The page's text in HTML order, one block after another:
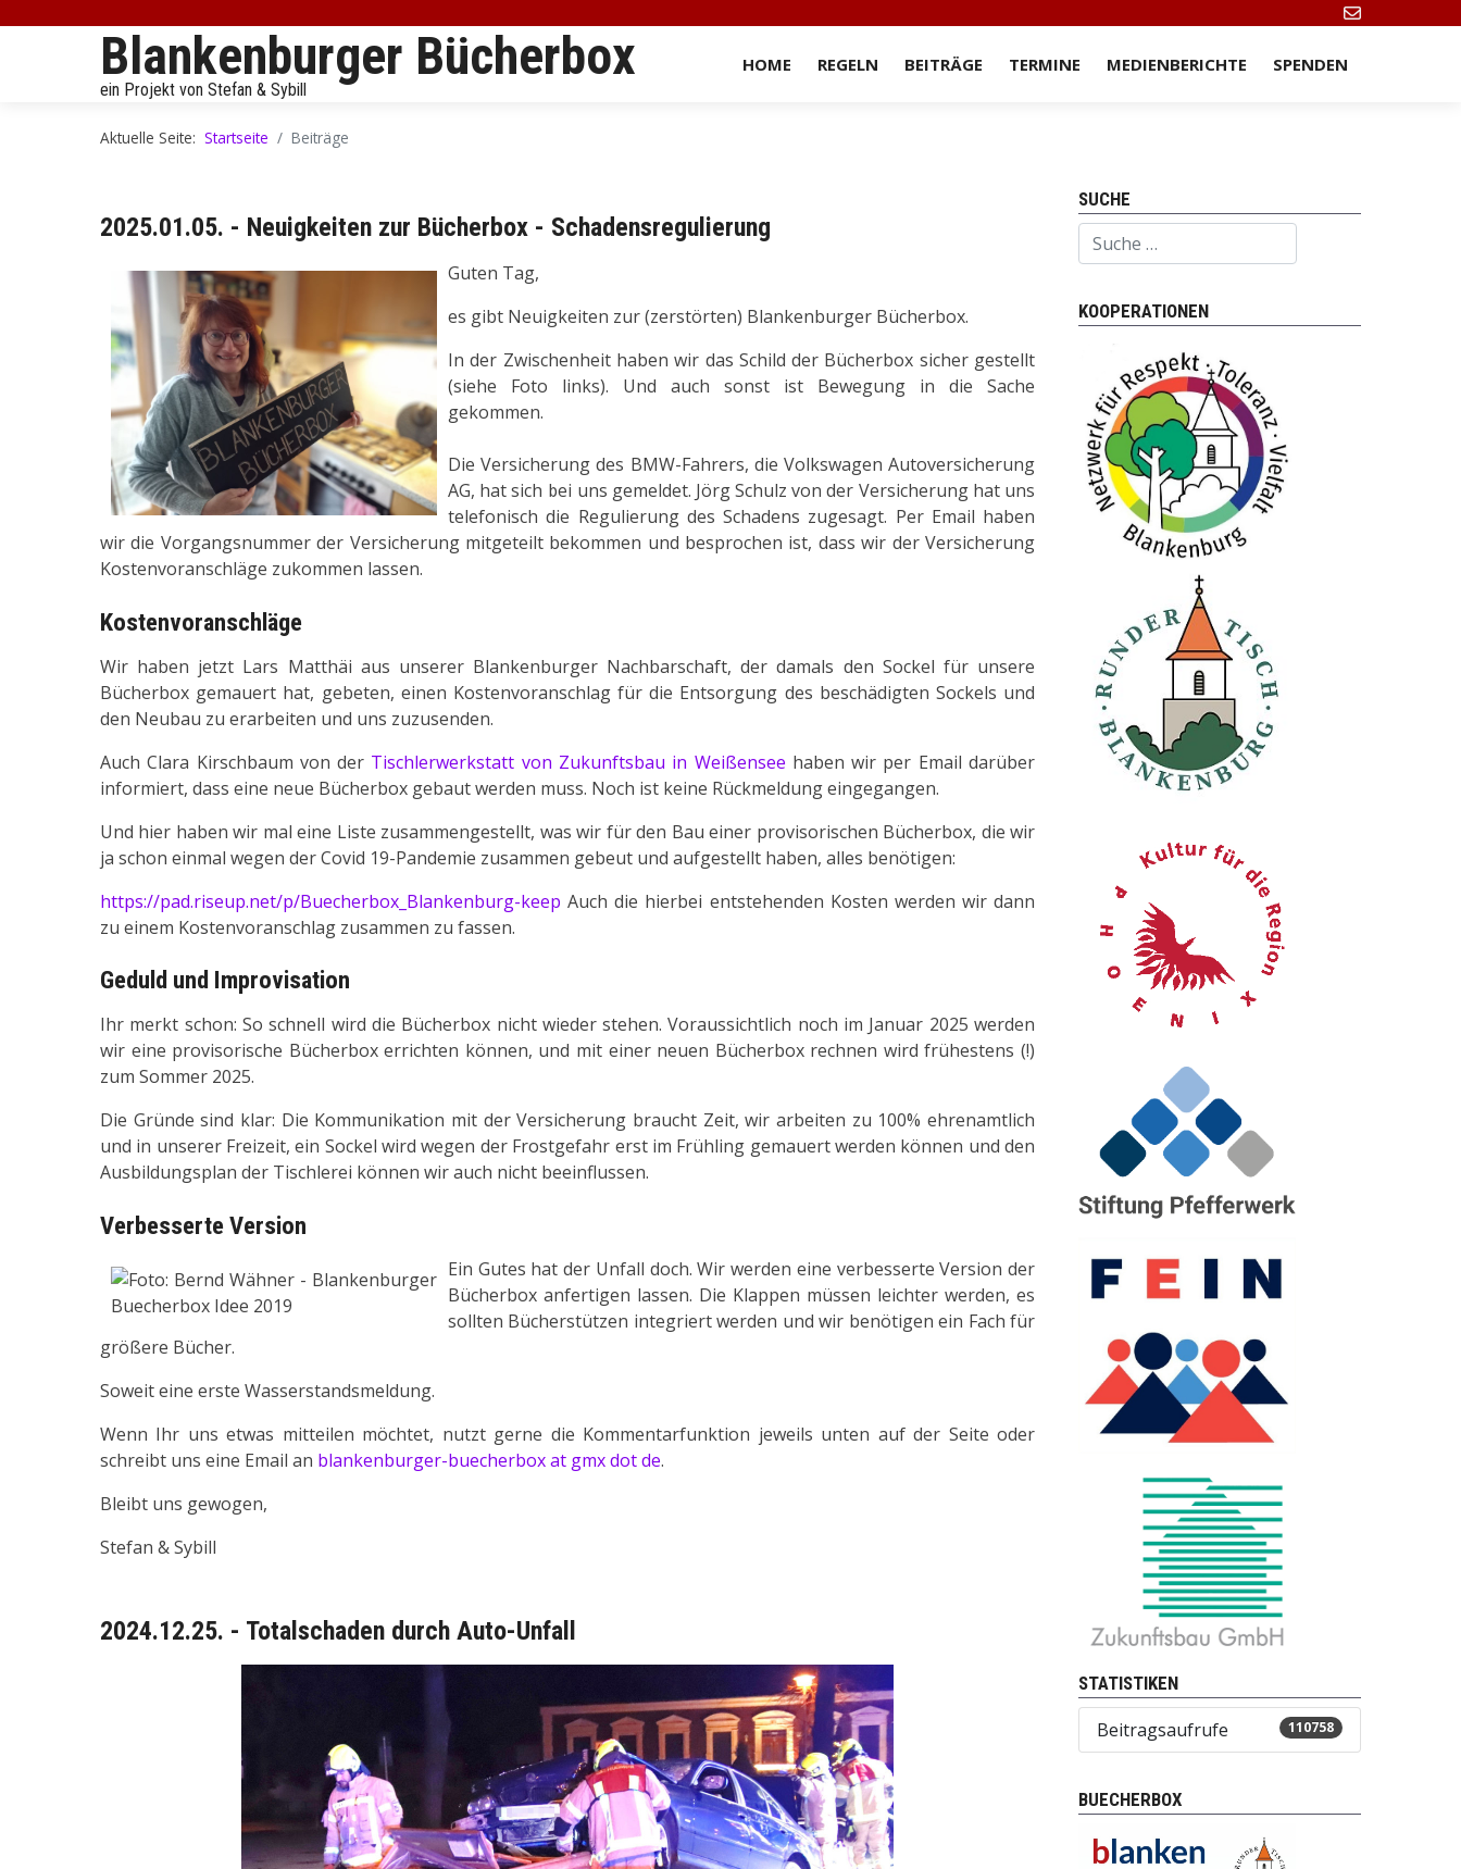
Blankenburger Bücherbox
ein Projekt von Stefan & Sybill
HOME REGELN BEITRÄGE TERMINE MEDIENBERICHTE SPENDEN
Aktuelle Seite: Startseite Beiträge
2025.01.05. - Neuigkeiten zur Bücherbox - Schadensregulierung
Guten Tag,
es gibt Neuigkeiten zur (zerstörten) Blankenburger Bücherbox.
In der Zwischenheit haben wir das Schild der Bücherbox sicher gestellt
(siehe Foto links). Und auch sonst ist Bewegung in die Sache
gekommen.
Die Versicherung des BMW-Fahrers, die Volkswagen Autoversicherung
AG, hat sich bei uns gemeldet. Jörg Schulz von der Versicherung hat uns
telefonisch die Regulierung des Schadens zugesagt. Per Email haben
wir die Vorgangsnummer der Versicherung mitgeteilt bekommen und besprochen ist, dass wir der Versicherung
Kostenvoranschläge zukommen lassen.
Kostenvoranschläge
Wir haben jetzt Lars Matthäi aus unserer Blankenburger Nachbarschaft, der damals den Sockel für unsere
Bücherbox gemauert hat, gebeten, einen Kostenvoranschlag für die Entsorgung des beschädigten Sockels und
den Neubau zu erarbeiten und uns zuzusenden.
Auch Clara Kirschbaum von der Tischlerwerkstatt von Zukunftsbau in Weißensee haben wir per Email darüber
informiert, dass eine neue Bücherbox gebaut werden muss. Noch ist keine Rückmeldung eingegangen.
Und hier haben wir mal eine Liste zusammengestellt, was wir für den Bau einer provisorischen Bücherbox, die wir
ja schon einmal wegen der Covid 19-Pandemie zusammen gebeut und aufgestellt haben, alles benötigen:
https://pad.riseup.net/p/Buecherbox_Blankenburg-keep Auch die hierbei entstehenden Kosten werden wir dann
zu einem Kostenvoranschlag zusammen zu fassen.
Geduld und Improvisation
Ihr merkt schon: So schnell wird die Bücherbox nicht wieder stehen. Voraussichtlich noch im Januar 2025 werden
wir eine provisorische Bücherbox errichten können, und mit einer neuen Bücherbox rechnen wird frühestens (!)
zum Sommer 2025.
Die Gründe sind klar: Die Kommunikation mit der Versicherung braucht Zeit, wir arbeiten zu 100% ehrenamtlich
und in unserer Freizeit, ein Sockel wird wegen der Frostgefahr erst im Frühling gemauert werden können und den
Ausbildungsplan der Tischlerei können wir auch nicht beeinflussen.
Verbesserte Version
Ein Gutes hat der Unfall doch. Wir werden eine verbesserte Version der
Bücherbox anfertigen lassen. Die Klappen müssen leichter werden, es
sollten Bücherstützen integriert werden und wir benötigen ein Fach für
größere Bücher.
Soweit eine erste Wasserstandsmeldung.
Wenn Ihr uns etwas mitteilen möchtet, nutzt gerne die Kommentarfunktion jeweils unten auf der Seite oder
schreibt uns eine Email an blankenburger-buecherbox at gmx dot de.
Bleibt uns gewogen,
Stefan & Sybill
2024.12.25. - Totalschaden durch Auto-Unfall
SUCHE
Suchen
KOOPERATIONEN
STATISTIKEN
Beitragsaufrufe 110758
BUECHERBOX